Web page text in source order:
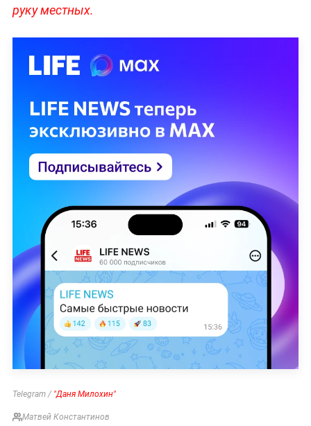
руку местных.
Telegram /"Даня Милохин"
Матвей Константинов